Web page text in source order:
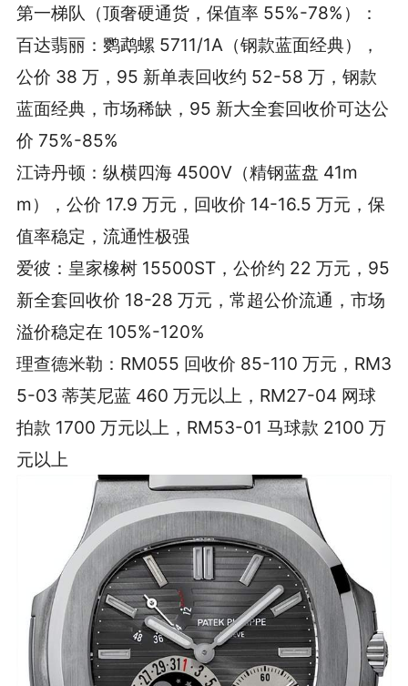
第一梯队（顶奢硬通货，保值率 55%-78%）：
百达翡丽：鹦鹉螺 5711/1A（钢款蓝面经典），
公价 38 万，95 新单表回收约 52-58 万，钢款
蓝面经典，市场稀缺，95 新大全套回收价可达公
价 75%-85%
江诗丹顿：纵横四海 4500V（精钢蓝盘 41m
m），公价 17.9 万元，回收价 14-16.5 万元，保
值率稳定，流通性极强
爱彼：皇家橡树 15500ST，公价约 22 万元，95
新全套回收价 18-28 万元，常超公价流通，市场
溢价稳定在 105%-120%
理查德米勒：RM055 回收价 85-110 万元，RM3
5-03 蒂芙尼蓝 460 万元以上，RM27-04 网球
拍款 1700 万元以上，RM53-01 马球款 2100 万
元以上